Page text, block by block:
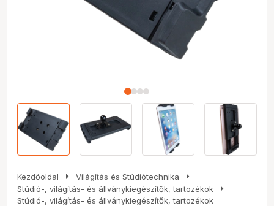
Kezdőoldal arrow_right Világítás és Stúdiótechnika arrow_right
Stúdió-, világítás- és állványkiegészítők, tartozékok arrow_right
Stúdió-, világítás- és állványkiegészítők, tartozékok